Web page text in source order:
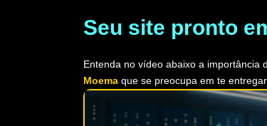
Seu site pronto
Entenda no vídeo abaixo a importância
Moema que se preocupa em te